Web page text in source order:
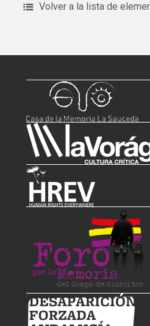
Volver a la lista de